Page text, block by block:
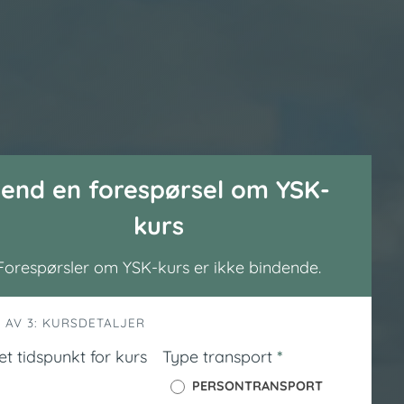
en forespørsel om YSK-
kurs
om YSK-kurs er ikke bindende.
AV 3: KURSDETALJER
tidspunkt for kurs
Type transport *
PERSONTRANSPORT